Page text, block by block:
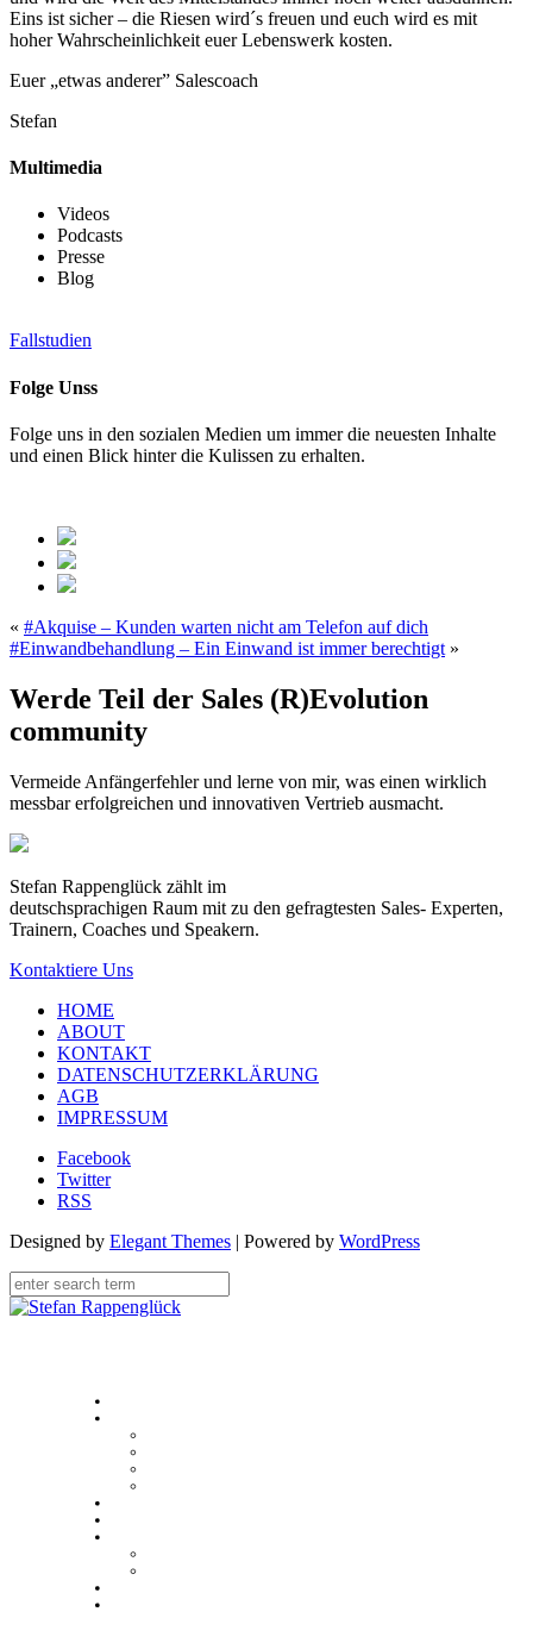
Eins ist sicher – die Riesen wird´s freuen und euch wird es mit
hoher Wahrscheinlichkeit euer Lebenswerk kosten.
Euer „etwas anderer” Salescoach
Stefan
Multimedia
Videos
Podcasts
Presse
Blog
Fallstudien
Folge Unss
Folge uns in den sozialen Medien um immer die neuesten Inhalte
und einen Blick hinter die Kulissen zu erhalten.
« #Akquise – Kunden warten nicht am Telefon auf dich
#Einwandbehandlung – Ein Einwand ist immer berechtigt »
Werde Teil der Sales (R)Evolution
community
Vermeide Anfängerfehler und lerne von mir, was einen wirklich
messbar erfolgreichen und innovativen Vertrieb ausmacht.
Stefan Rappenglück zählt im
deutschsprachigen Raum mit zu den gefragtesten Sales- Experten,
Trainern, Coaches und Speakern.
Kontaktiere Uns
HOME
ABOUT
KONTAKT
DATENSCHUTZERKLÄRUNG
AGB
IMPRESSUM
Facebook
Twitter
RSS
Designed by Elegant Themes | Powered by WordPress